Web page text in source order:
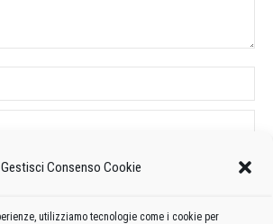
Gestisci Consenso Cookie
utilizziamo tecnologie come i cookie per